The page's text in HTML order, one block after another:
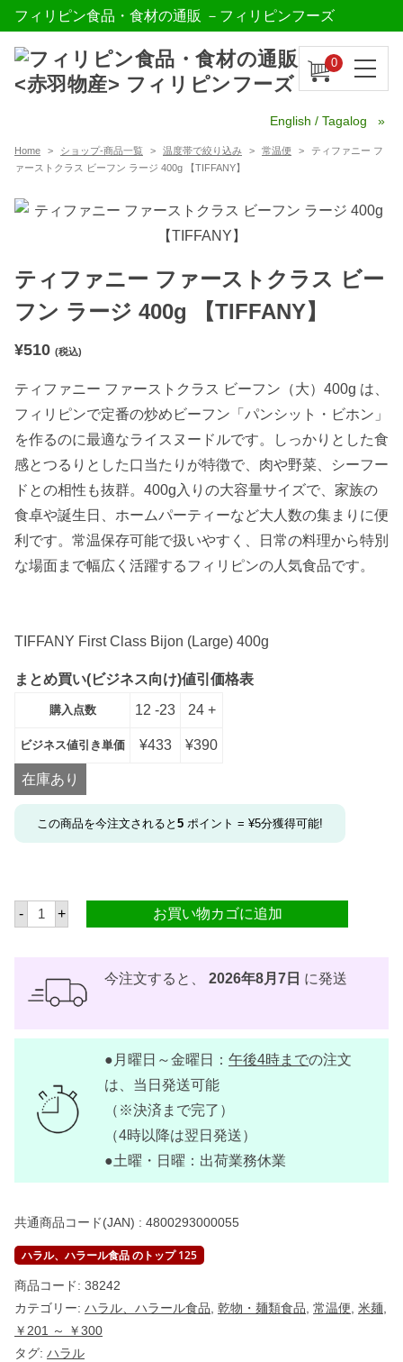
フィリピン食品・食材の通販 －フィリピンフーズ
0
English / Tagalog
Home ショップ-商品一覧 温度帯で絞り込み 常温便
ティファニー フ
ァーストクラス ビーフン ラージ 400g 【TIFFANY】
ティファニー ファーストクラス ビー
フン ラージ 400g 【TIFFANY】
¥510 (税込)
ティファニー ファーストクラス ビーフン（大）400g は、
フィリピンで定番の炒めビーフン「パンシット・ビホン」
を作るのに最適なライスヌードルです。しっかりとした食
感とつるりとした口当たりが特徴で、肉や野菜、シーフー
ドとの相性も抜群。400g入りの大容量サイズで、家族の
食卓や誕生日、ホームパーティーなど大人数の集まりに便
利です。常温保存可能で扱いやすく、日常の料理から特別
な場面まで幅広く活躍するフィリピンの人気食品です。
TIFFANY First Class Bijon (Large) 400g
まとめ買い(ビジネス向け)値引価格表
購入点数 12 -23 24 +
ビジネス値引き単価 ¥433 ¥390
在庫あり
この商品を今注文されると 5 ポイント = ¥5分獲得可能!
- テ
ィ
フ
ス
ス
ビ
ー
ー
0
g
【
T
I
F
F
A
N
+ お買い物カゴに追加
今注文すると、 2026年8月7日 に発送
●月曜日～金曜日： 午後4時までの注文
は、当日発送可能
（※決済まで完了）
（4時以降は翌日発送）
●土曜・日曜：出荷業務休業
共通商品コード(JAN) : 4800293000055
ハラル、ハラール食品 のトップ 125
商品コード: 38242
カテゴリー: ハラル、ハラール食品 乾物・麺類食品 常温便 米麺
￥201 ～ ￥300
タグ: ハラル